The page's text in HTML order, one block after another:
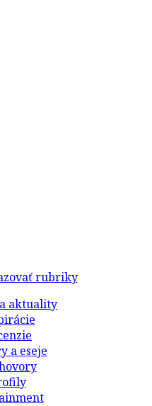
rubriky
aktuality
a eseje